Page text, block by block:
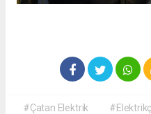
#Çatan Elektrik